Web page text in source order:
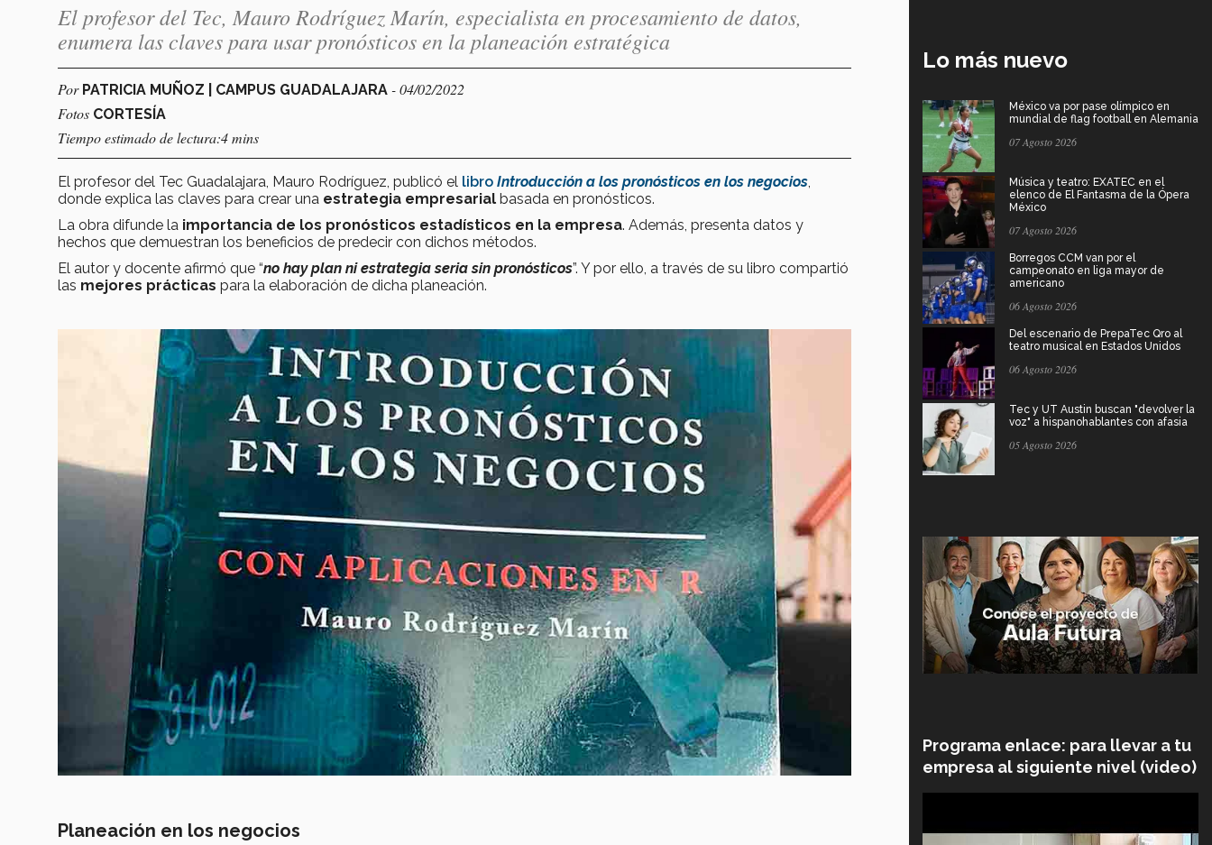
El profesor del Tec, Mauro Rodríguez Marín, especialista en procesamiento de datos,
enumera las claves para usar pronósticos en la planeación estratégica
Por PATRICIA MUÑOZ | CAMPUS GUADALAJARA - 04/02/2022
Fotos CORTESÍA
Tiempo estimado de lectura:4 mins
El profesor del Tec Guadalajara, Mauro Rodríguez, publicó el libro Introducción a los pronósticos en los negocios
donde explica las claves para crear una estrategia empresarial basada en pronósticos.
La obra difunde la importancia de los pronósticos estadísticos en la empresa. Además, presenta datos y
hechos que demuestran los beneficios de predecir con dichos métodos.
El autor y docente afirmó que “no hay plan ni estrategia seria sin pronósticos”. Y por ello, a través de su libro compartió
las mejores prácticas para la elaboración de dicha planeación.
Planeación en los negocios
Lo más nuevo
México va por pase olímpico en
mundial de flag football en Alemania
07 Agosto 2026
Música y teatro: EXATEC en el
elenco de El Fantasma de la Ópera
México
07 Agosto 2026
Borregos CCM van por el
campeonato en liga mayor de
americano
06 Agosto 2026
Del escenario de PrepaTec Qro al
teatro musical en Estados Unidos
06 Agosto 2026
Tec y UT Austin buscan "devolver la
voz" a hispanohablantes con afasia
05 Agosto 2026
Programa enlace: para llevar a tu
empresa al siguiente nivel (video)